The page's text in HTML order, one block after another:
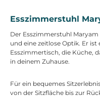
Esszimmerstuhl
Der Esszimmerstuhl
und eine zeitlose Optik. Er ist
Esszimmertisch, die Küche,
in deinem Zuhause.
Für ein bequemes
von der Sitzfläche bis zur